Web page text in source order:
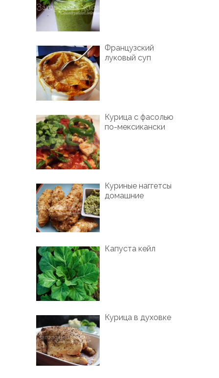
Французский
луковый суп
Курица с фасолью
по-мексикански
Куриные наггетсы
домашние
Капуста кейл
Курица в духовке